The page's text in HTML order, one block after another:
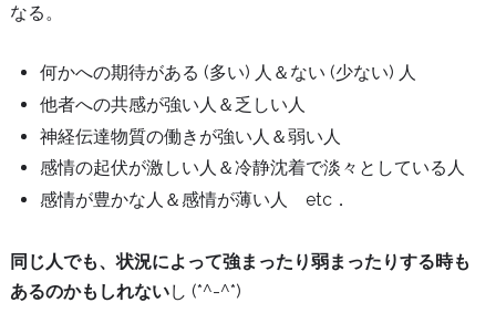
なる。
何かへの期待がある (多い) 人＆ない (少ない) 人
他者への共感が強い人＆乏しい人
神経伝達物質の働きが強い人＆弱い人
感情の起伏が激しい人＆冷静沈着で淡々としている人
感情が豊かな人＆感情が薄い人 etc．
同じ人でも、状況によって強まったり弱まったりする時も
あるのかもしれないし (*^-^*)